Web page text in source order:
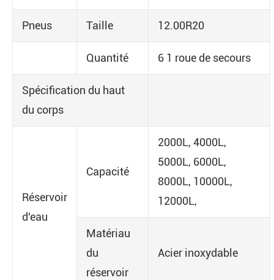
Pneus Taille 12.00R20
Quantité 6 1 roue de secours
Spécification du haut
du corps
Réservoir
d'eau
Capacité
2000L, 4000L,
5000L, 6000L,
8000L, 10000L,
12000L,
Matériau
du
réservoir
Acier inoxydable